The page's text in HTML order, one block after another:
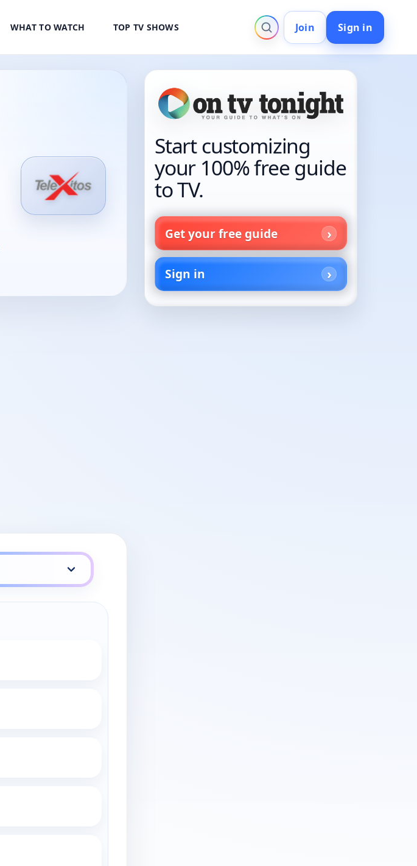
WHAT TO WATCH TOP TV SHOWS Join Sign in
Start customizing
your 100% free guide
to TV.
Get your free guide
Sign in